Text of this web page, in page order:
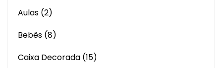
Aulas (2)
Bebês (8)
Caixa Decorada (15)